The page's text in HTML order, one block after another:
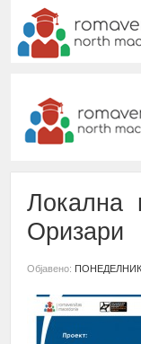
Локална
Оризари
Објавено: